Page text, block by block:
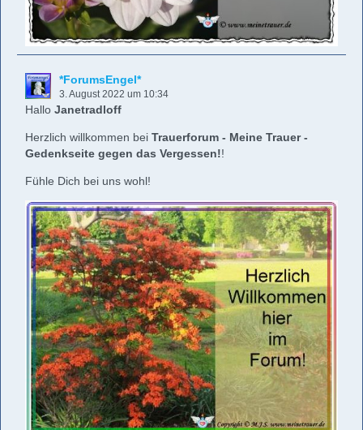
*ForumsEngel*
3. August 2022 um 10:34
Hallo Janetradloff
Herzlich willkommen bei Trauerforum - Meine Trauer -
Gedenkseite gegen das Vergessen!!
Fühle Dich bei uns wohl!